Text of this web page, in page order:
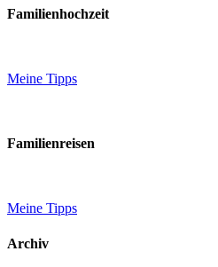
Familienhochzeit
Meine Tipps
Familienreisen
Meine Tipps
Archiv